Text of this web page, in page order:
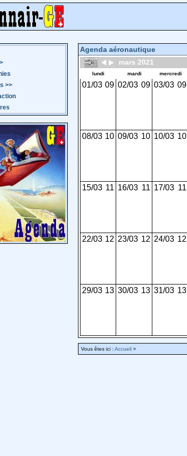
>>
Agenda aéronautique
mars 2021
lundi mardi mercredi
01/03 09 02/03 09 03/03 09
08/03 10 09/03 10 10/03 10
15/03 11 16/03 11 17/03 11
22/03 12 23/03 12 24/03 12
29/03 13 30/03 13 31/03 13
Vous êtes ici : Accueil >